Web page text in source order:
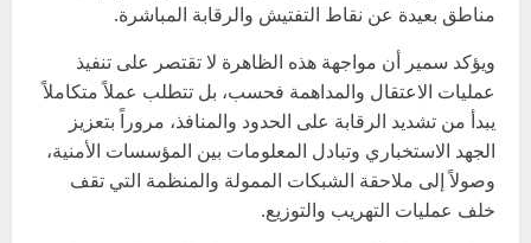
مناطق بعيدة عن نقاط التفتيش والرقابة المباشرة.
ويؤكد سمير أن مواجهة هذه الظاهرة لا تقتصر على تنفيذ
عمليات الاعتقال والمداهمة فحسب، بل تتطلب عملاً متكاملاً
يبدأ من تشديد الرقابة على الحدود والمنافذ، مروراً بتعزيز
الجهد الاستخباري وتبادل المعلومات بين المؤسسات الأمنية،
وصولاً إلى ملاحقة الشبكات الممولة والمنظمة التي تقف
خلف عمليات التهريب والتوزيع.